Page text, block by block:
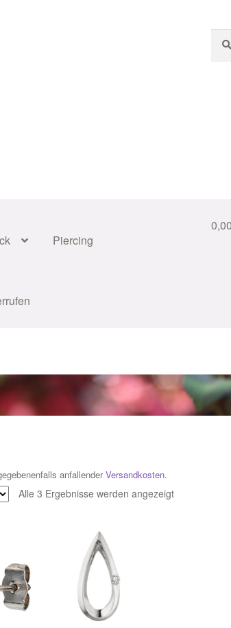
nach:
Piercing
2018 Im Gedenken anImpressum
0,00
anfallenderVersandkosten.
Alle 3 Ergebnisse werden angezeigtNach